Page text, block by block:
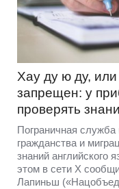
Хау ду ю ду,
запрещен: у
проверять
Пограничная
гражданства и
знаний английского
этом в сети Х
Лапиньш